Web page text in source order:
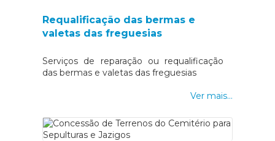
Requalificação das bermas e
valetas das freguesias
Serviços de reparação ou requalificação
das bermas e valetas das freguesias
Ver mais...